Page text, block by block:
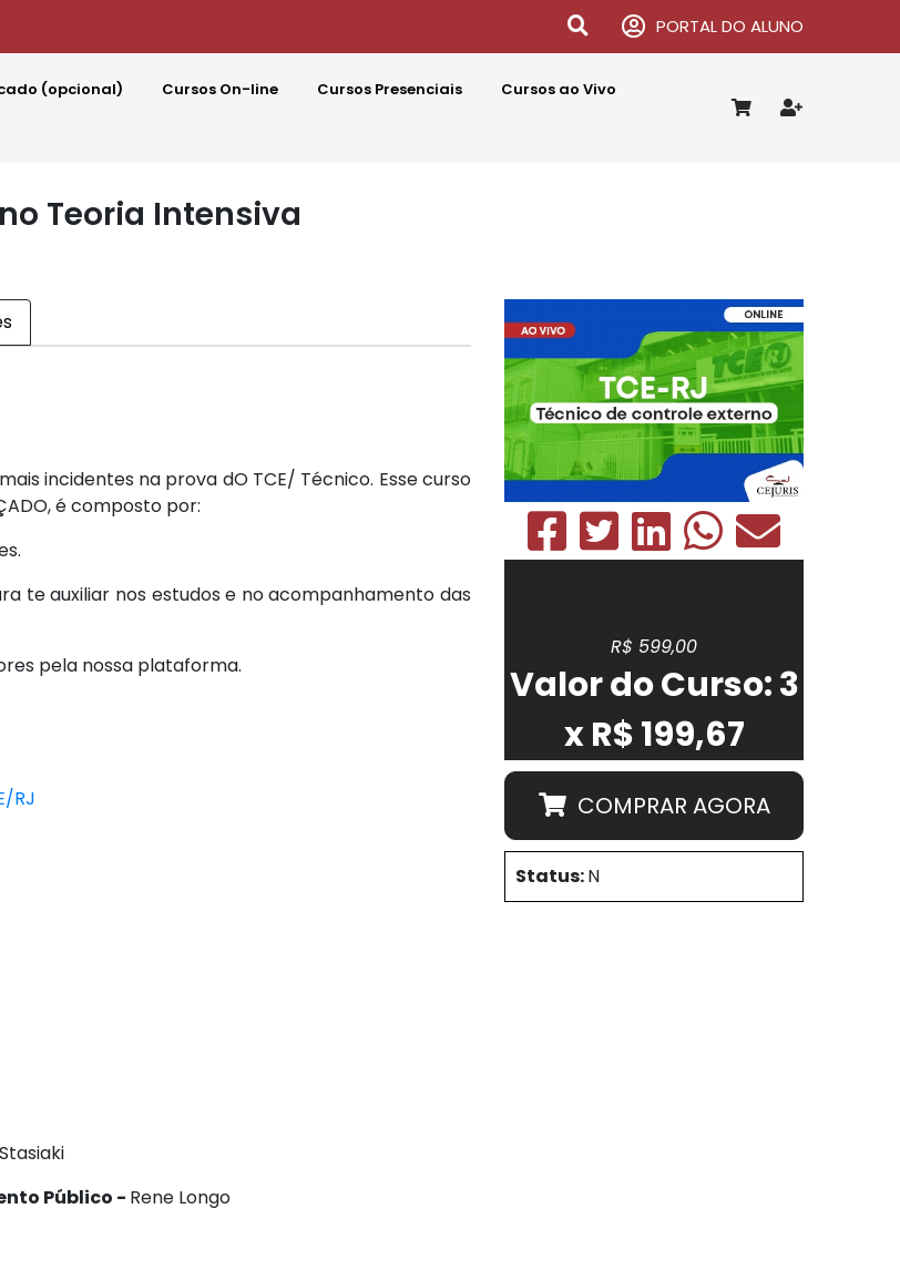
PORTAL DO ALUNO
(opcional) Cursos On-line Cursos Presenciais
Cursos ao Vivo
Teoria Intensiva
incidentes na prova dO TCE/ Técnico. Esse curso
é composto por:
te auxiliar nos estudos e no acompanhamento das
pela nossa plataforma.
RJ
Público - Rene Longo
R$ 599,00
Valor do Curso: 3
x R$ 199,67
COMPRAR AGORA
Status:N